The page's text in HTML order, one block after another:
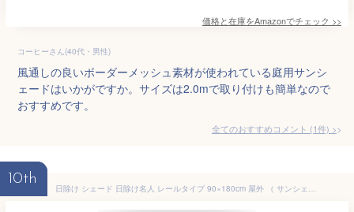
価格と在庫をAmazonでチェック >>
コーヒーさん(40代・男性)
風通しの良いボーダーメッシュ素材が使われている庭用サンシ
ェードはいかがですか。サイズは2.0mで取り付けも簡単なので
おすすめです。
全てのおすすめコメント (1件) >
10th
日除け シェード 日除け名人 レールタイプ 90×180cm 屋外 （ サンシェード すだれ 日よけ 目隠し フック付き 省エネ 日差し エコ 暑さ対策 ベランダ ガーデン 庭 エクステリア 屋外用 おしゃれ すだれタイプ ） 【3980円以上送料無料】